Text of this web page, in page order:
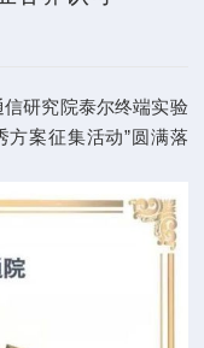
研究院泰尔终端实验
方案征集活动”圆满落